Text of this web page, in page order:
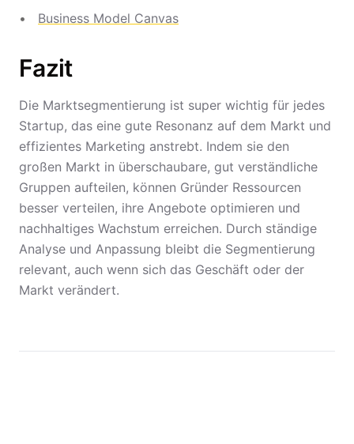
Business Model Canvas
Fazit
Die Marktsegmentierung ist super wichtig für jedes
Startup, das eine gute Resonanz auf dem Markt und
effizientes Marketing anstrebt. Indem sie den
großen Markt in überschaubare, gut verständliche
Gruppen aufteilen, können Gründer Ressourcen
besser verteilen, ihre Angebote optimieren und
nachhaltiges Wachstum erreichen. Durch ständige
Analyse und Anpassung bleibt die Segmentierung
relevant, auch wenn sich das Geschäft oder der
Markt verändert.